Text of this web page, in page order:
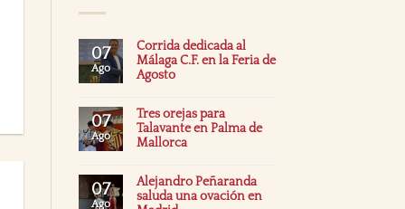
07
Ago
Corrida dedicada al
Málaga C.F. en la Feria de
Agosto
07
Ago
Tres orejas para
Talavante en Palma de
Mallorca
07
Ago
Alejandro Peñaranda
saluda una ovación en